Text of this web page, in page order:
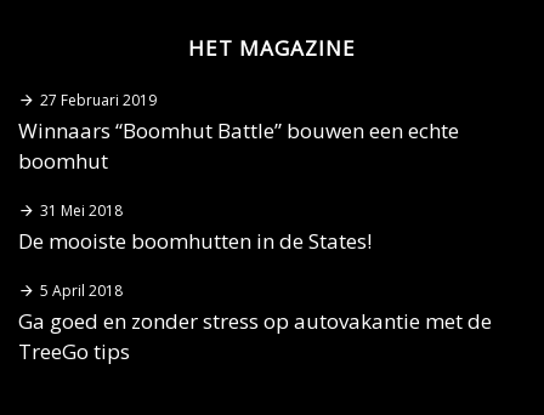
HET MAGAZINE
27 Februari 2019
Winnaars “Boomhut Battle” bouwen een echte
boomhut
31 Mei 2018
De mooiste boomhutten in de States!
5 April 2018
Ga goed en zonder stress op autovakantie met de
TreeGo tips